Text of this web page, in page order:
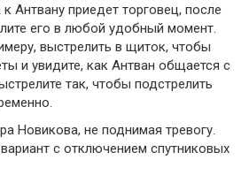
Антвану приедет торговец, после
его в любой удобный момент.
выстрелить в щиток, чтобы
и увидите, как Антван общается с
так, чтобы подстрелить
Новикова, не поднимая тревогу.
с отключением спутниковых